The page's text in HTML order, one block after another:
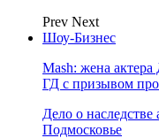
Prev Next
Шоу-Бизнес
Mash: жена
ГД с призывом
Дело о
Подмосковье